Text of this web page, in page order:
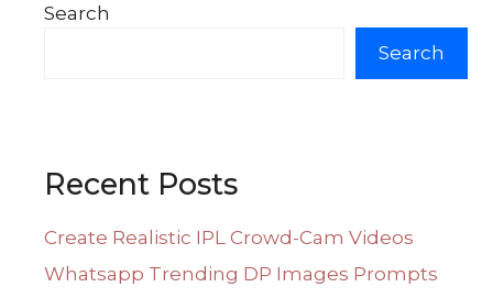
Search
Search
Recent Posts
Create Realistic IPL Crowd-Cam Videos
Whatsapp Trending DP Images Prompts